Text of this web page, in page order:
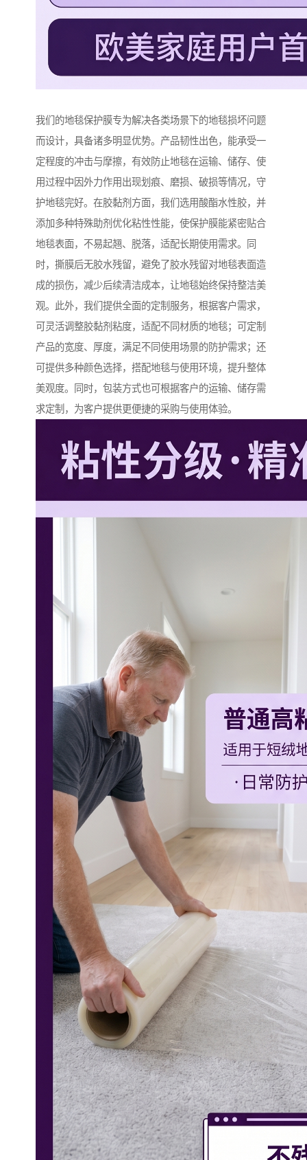
我们的地毯保护膜专为解决各类场景下的地毯损坏问题
而设计，具备诸多明显优势。产品韧性出色，能承受一
定程度的冲击与摩擦，有效防止地毯在运输、储存、使
用过程中因外力作用出现划痕、磨损、破损等情况，守
护地毯完好。在胶黏剂方面，我们选用酸酯水性胶，并
添加多种特殊助剂优化粘性性能，使保护膜能紧密贴合
地毯表面，不易起翘、脱落，适配长期使用需求。同
时，撕膜后无胶水残留，避免了胶水残留对地毯表面造
成的损伤，减少后续清洁成本，让地毯始终保持整洁美
观。此外，我们提供全面的定制服务，根据客户需求，
可灵活调整胶黏剂粘度，适配不同材质的地毯；可定制
产品的宽度、厚度，满足不同使用场景的防护需求；还
可提供多种颜色选择，搭配地毯与使用环境，提升整体
美观度。同时，包装方式也可根据客户的运输、储存需
求定制，为客户提供更便捷的采购与使用体验。